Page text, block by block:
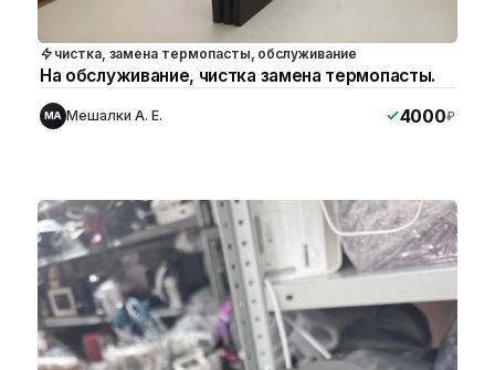
чистка, замена термопасты, обслуживание
На обслуживание, чистка замена термопасты.
МА Мешалки А. Е. 4000₽